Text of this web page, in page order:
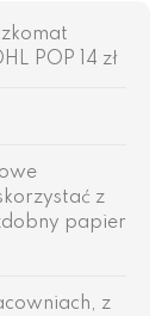
POP 14 zł
z
papier
z